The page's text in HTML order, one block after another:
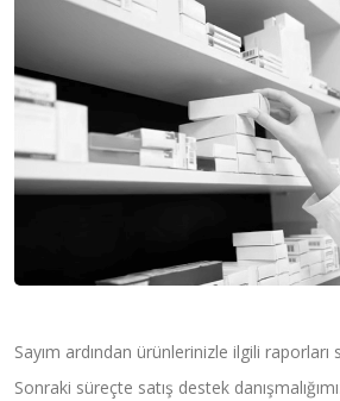
Sayım ardından ürünlerinizle ilgili
Sonraki süreçte satış destek